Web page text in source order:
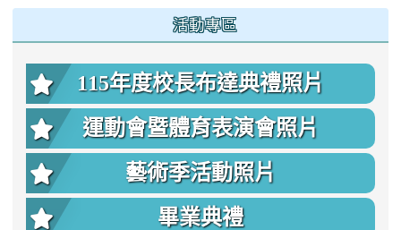
活動專區
115年度校長布達典禮照片
運動會暨體育表演會照片
藝術季活動照片
畢業典禮